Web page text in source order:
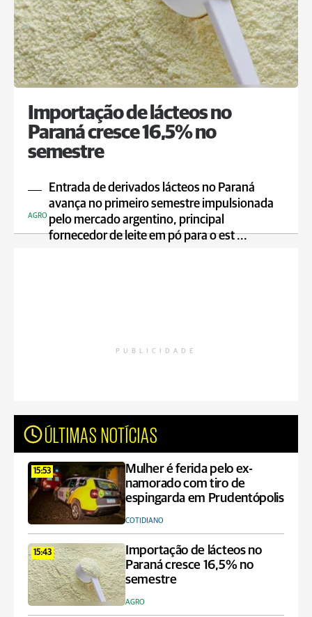
Importação de lácteos no
Paraná cresce 16,5% no
semestre
Entrada de derivados lácteos no Paraná
avança no primeiro semestre impulsionada
pelo mercado argentino, principal
fornecedor de leite em pó para o est ...
AGRO
PUBLICIDADE
ÚLTIMAS NOTÍCIAS
15:53
Mulher é ferida pelo ex-
namorado com tiro de
espingarda em Prudentópolis
COTIDIANO
15:43
Importação de lácteos no
Paraná cresce 16,5% no
semestre
AGRO